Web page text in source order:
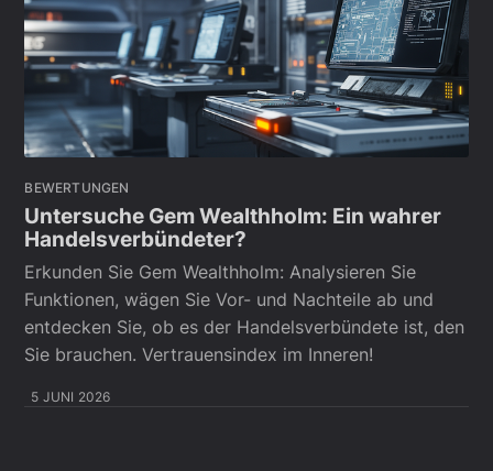
BEWERTUNGEN
Untersuche Gem Wealthholm: Ein wahrer
Handelsverbündeter?
Erkunden Sie Gem Wealthholm: Analysieren Sie
Funktionen, wägen Sie Vor- und Nachteile ab und
entdecken Sie, ob es der Handelsverbündete ist, den
Sie brauchen. Vertrauensindex im Inneren!
5 JUNI 2026